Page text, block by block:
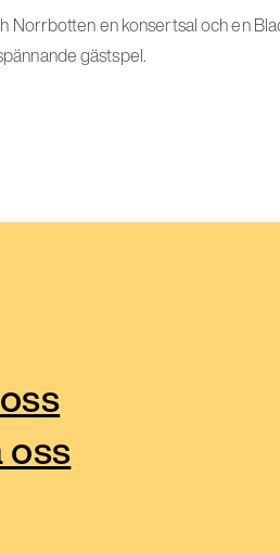
Norrbotten en konsertsal och en
gästspel.
oss